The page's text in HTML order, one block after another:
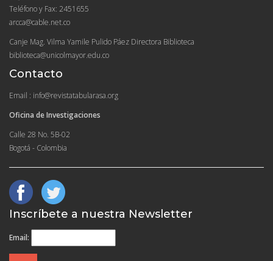
Teléfono y Fax: 2451655
arcca@cable.net.co
Canje Mag. Vilma Yamile Pulido Páez Directora Biblioteca
biblioteca@unicolmayor.edu.co
Contacto
Email : info@revistatabularasa.org
Oficina de Investigaciones
Calle 28 No. 5B-02
Bogotá - Colombia
Inscríbete a nuestra Newsletter
Email: